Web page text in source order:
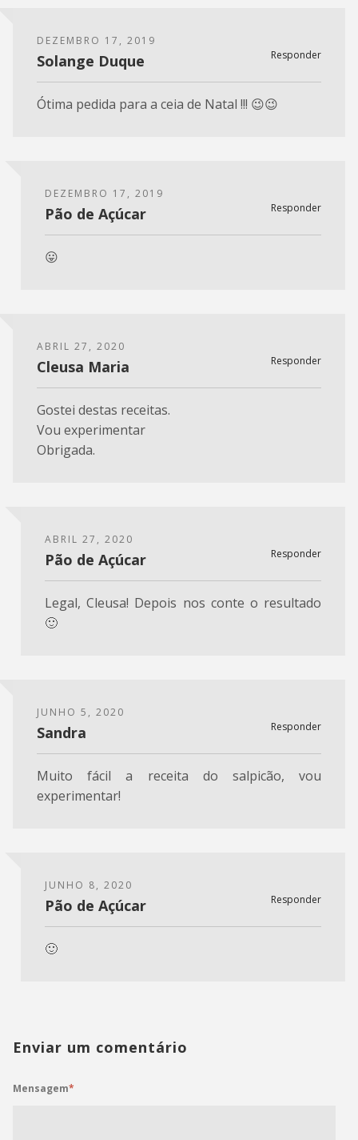
DEZEMBRO 17, 2019
Responder
Solange Duque
Ótima pedida para a ceia de Natal !!! 😉😉
DEZEMBRO 17, 2019
Responder
Pão de Açúcar
😛
ABRIL 27, 2020
Responder
Cleusa Maria
Gostei destas receitas.
Vou experimentar
Obrigada.
ABRIL 27, 2020
Responder
Pão de Açúcar
Legal, Cleusa! Depois nos conte o resultado
🙂
JUNHO 5, 2020
Responder
Sandra
Muito fácil a receita do salpicão, vou
experimentar!
JUNHO 8, 2020
Responder
Pão de Açúcar
🙂
Enviar um comentário
Mensagem*